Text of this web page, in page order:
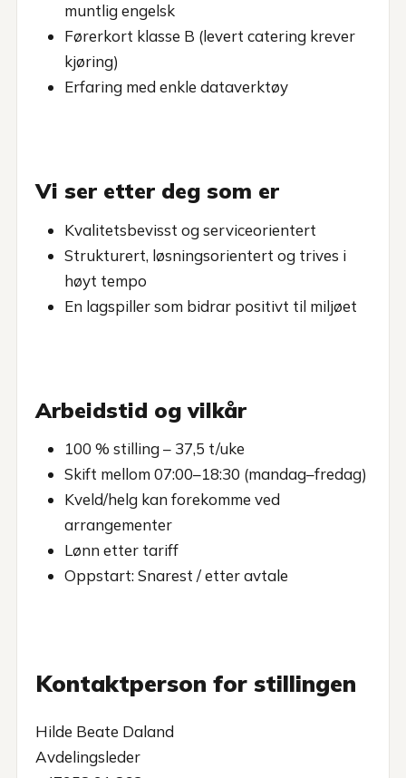
muntlig engelsk
Førerkort klasse B (levert catering krever
kjøring)
Erfaring med enkle dataverktøy
Vi ser etter deg som er
Kvalitetsbevisst og serviceorientert
Strukturert, løsningsorientert og trives i
høyt tempo
En lagspiller som bidrar positivt til miljøet
Arbeidstid og vilkår
100 % stilling – 37,5 t/uke
Skift mellom 07:00–18:30 (mandag–fredag)
Kveld/helg kan forekomme ved
arrangementer
Lønn etter tariff
Oppstart: Snarest / etter avtale
Kontaktperson for stillingen
Hilde Beate Daland
Avdelingsleder